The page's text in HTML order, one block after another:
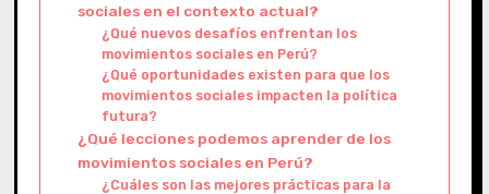
sociales en el contexto actual?
¿Qué nuevos desafíos enfrentan los
movimientos sociales en Perú?
¿Qué oportunidades existen para que los
movimientos sociales impacten la política
futura?
¿Qué lecciones podemos aprender de los
movimientos sociales en Perú?
¿Cuáles son las mejores prácticas para la